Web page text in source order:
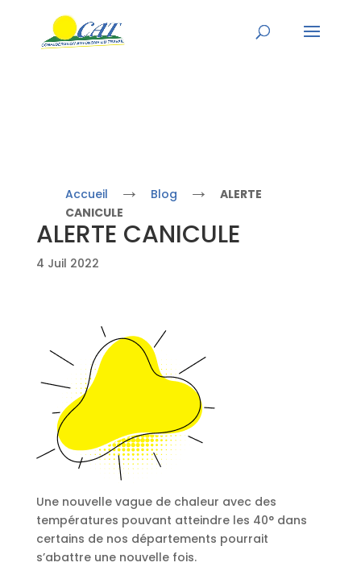
Accueil → Blog →
ALERTE
CANICULE
ALERTE CANICULE
4 Juil 2022
Une nouvelle vague de chaleur avec des
températures pouvant atteindre les 40° dans
certains de nos départements pourrait
s’abattre une nouvelle fois.